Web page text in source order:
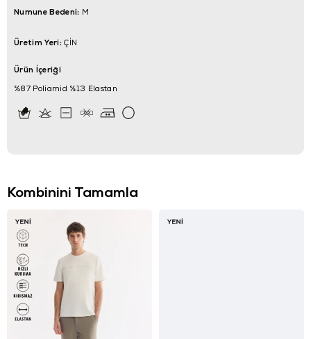
Numune Bedeni: M
Üretim Yeri:ÇİN
Ürün İçeriği
%87 Poliamid %13 Elastan
Kombinini Tamamla